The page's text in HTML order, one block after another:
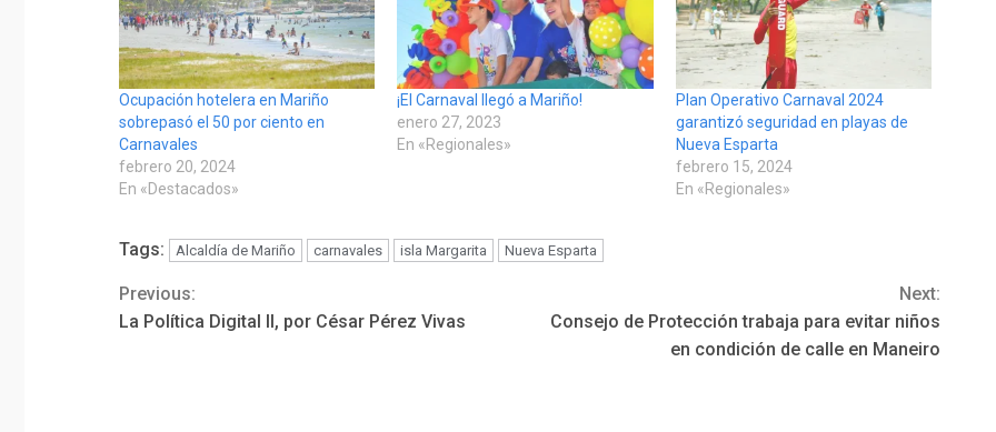
Ocupación hotelera en Mariño
sobrepasó el 50 por ciento en
Carnavales
febrero 20, 2024
En «Destacados»
¡El Carnaval llegó a Mariño!
enero 27, 2023
En «Regionales»
Plan Operativo Carnaval 2024
garantizó seguridad en playas de
Nueva Esparta
febrero 15, 2024
En «Regionales»
Tags: Alcaldía de Mariño carnavales isla Margarita Nueva Esparta
Continue
Previous:
La Política Digital II, por César Pérez Vivas
Next:
Consejo de Protección trabaja para evitar niños
en condición de calle en Maneiro